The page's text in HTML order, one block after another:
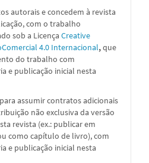
autorais e concedem à revista
com o trabalho
sob a Licença Creative
4.0 Internacional,que
do trabalho com
e publicação inicial nesta
assumir contratos adicionais
não exclusiva da versão
revista (ex.: publicar em
como capítulo de livro), com
e publicação inicial nesta